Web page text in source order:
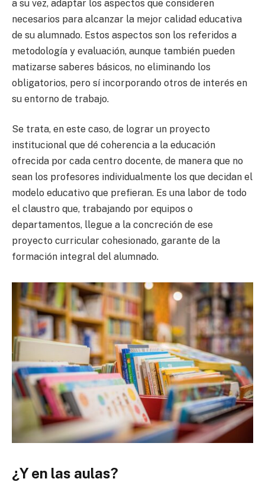
a su vez, adaptar los aspectos que consideren
necesarios para alcanzar la mejor calidad educativa
de su alumnado. Estos aspectos son los referidos a
metodología y evaluación, aunque también pueden
matizarse saberes básicos, no eliminando los
obligatorios, pero sí incorporando otros de interés en
su entorno de trabajo.
Se trata, en este caso, de lograr un proyecto
institucional que dé coherencia a la educación
ofrecida por cada centro docente, de manera que no
sean los profesores individualmente los que decidan el
modelo educativo que prefieran. Es una labor de todo
el claustro que, trabajando por equipos o
departamentos, llegue a la concreción de ese
proyecto curricular cohesionado, garante de la
formación integral del alumnado.
¿Y en las aulas?